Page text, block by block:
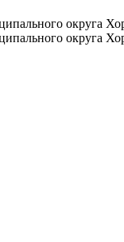
округа
округа